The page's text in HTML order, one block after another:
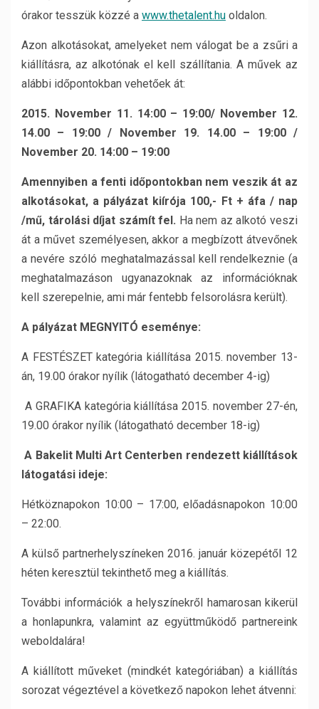
órakor tesszük közzé a www.thetalent.hu oldalon.
Azon alkotásokat, amelyeket nem válogat be a zsűri a
kiállításra, az alkotónak el kell szállítania. A művek az
alábbi időpontokban vehetőek át:
2015. November 11. 14:00 – 19:00/ November 12.
14.00 – 19:00 / November 19. 14.00 – 19:00 /
November 20. 14:00 – 19:00
Amennyiben a fenti időpontokban nem veszik át az
alkotásokat, a pályázat kiírója 100,- Ft + áfa / nap
/mű, tárolási díjat számít fel. Ha nem az alkotó veszi
át a művet személyesen, akkor a megbízott átvevőnek
a nevére szóló meghatalmazással kell rendelkeznie (a
meghatalmazáson ugyanazoknak az információknak
kell szerepelnie, ami már fentebb felsorolásra került).
A pályázat MEGNYITÓ eseménye:
A FESTÉSZET kategória kiállítása 2015. november 13-
án, 19.00 órakor nyílik (látogatható december 4-ig)
A GRAFIKA kategória kiállítása 2015. november 27-én,
19.00 órakor nyílik (látogatható december 18-ig)
A Bakelit Multi Art Centerben rendezett kiállítások
látogatási ideje:
Hétköznapokon 10:00 – 17:00, előadásnapokon 10:00
– 22:00.
A külső partnerhelyszíneken 2016. január közepétől 12
héten keresztül tekinthető meg a kiállítás.
További információk a helyszínekről hamarosan kikerül
a honlapunkra, valamint az együttműködő partnereink
weboldalára!
A kiállított műveket (mindkét kategóriában) a kiállítás
sorozat végeztével a következő napokon lehet átvenni: